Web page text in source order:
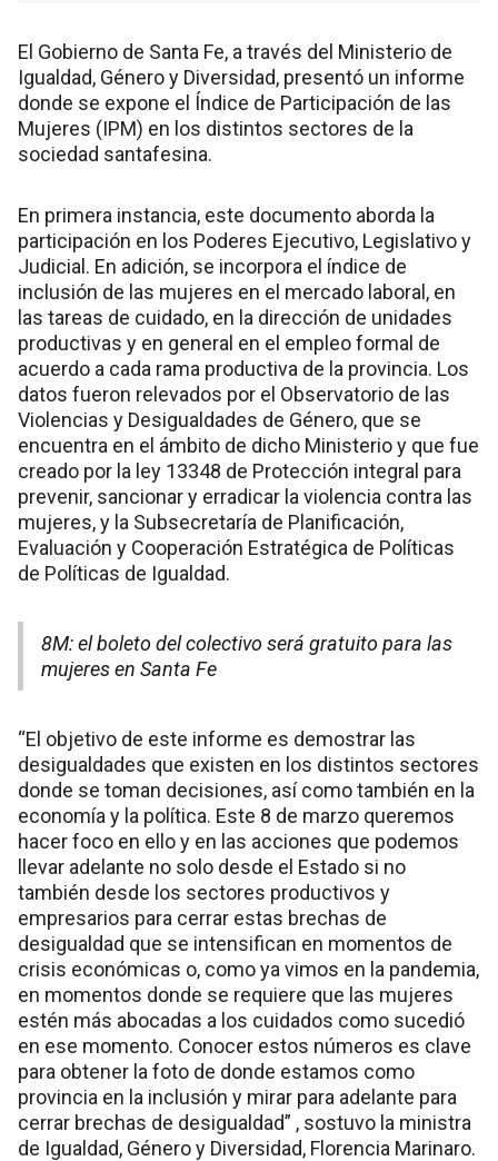
El Gobierno de Santa Fe, a través del Ministerio de
Igualdad, Género y Diversidad, presentó un informe
donde se expone el Índice de Participación de las
Mujeres (IPM) en los distintos sectores de la
sociedad santafesina.
En primera instancia, este documento aborda la
participación en los Poderes Ejecutivo, Legislativo y
Judicial. En adición, se incorpora el índice de
inclusión de las mujeres en el mercado laboral, en
las tareas de cuidado, en la dirección de unidades
productivas y en general en el empleo formal de
acuerdo a cada rama productiva de la provincia. Los
datos fueron relevados por el Observatorio de las
Violencias y Desigualdades de Género, que se
encuentra en el ámbito de dicho Ministerio y que fue
creado por la ley 13348 de Protección integral para
prevenir, sancionar y erradicar la violencia contra las
mujeres, y la Subsecretaría de Planificación,
Evaluación y Cooperación Estratégica de Políticas
de Políticas de Igualdad.
8M: el boleto del colectivo será gratuito para las
mujeres en Santa Fe
“El objetivo de este informe es demostrar las
desigualdades que existen en los distintos sectores
donde se toman decisiones, así como también en la
economía y la política. Este 8 de marzo queremos
hacer foco en ello y en las acciones que podemos
llevar adelante no solo desde el Estado si no
también desde los sectores productivos y
empresarios para cerrar estas brechas de
desigualdad que se intensifican en momentos de
crisis económicas o, como ya vimos en la pandemia,
en momentos donde se requiere que las mujeres
estén más abocadas a los cuidados como sucedió
en ese momento. Conocer estos números es clave
para obtener la foto de donde estamos como
provincia en la inclusión y mirar para adelante para
cerrar brechas de desigualdad” , sostuvo la ministra
de Igualdad, Género y Diversidad, Florencia Marinaro.